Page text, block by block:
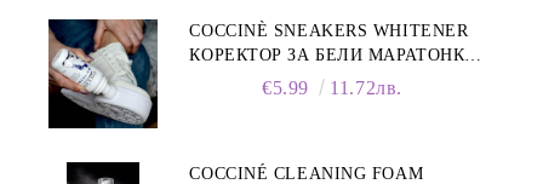
COCCINÈ SNEAKERS WHITENER
КОРЕКТОР ЗА БЕЛИ МАРАТОНКИ,
€5.99 11.72лв.
COCCINÉ CLEANING FOAM